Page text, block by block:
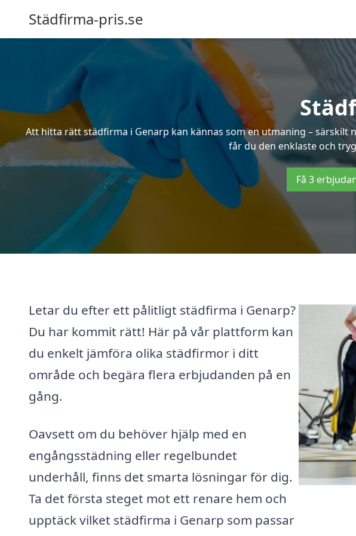
Städfirma-pris.se
Att hitta rätt städfirma i Genarp kan kännas som en utmaning –
får du den enklaste och
Få 3
Letar du efter ett pålitligt städfirma i Genarp?
Du har kommit rätt! Här på vår plattform kan
du enkelt jämföra olika städfirmor i ditt
område och begära flera erbjudanden på en
gång.
Oavsett om du behöver hjälp med en
engångsstädning eller regelbundet
underhåll, finns det smarta lösningar för dig.
Ta det första steget mot ett renare hem och
upptäck vilket städfirma i Genarp som passar